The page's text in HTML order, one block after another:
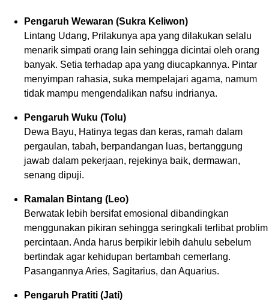
Pengaruh Wewaran (Sukra Keliwon)
Lintang Udang, Prilakunya apa yang dilakukan selalu
menarik simpati orang lain sehingga dicintai oleh orang
banyak. Setia terhadap apa yang diucapkannya. Pintar
menyimpan rahasia, suka mempelajari agama, namum
tidak mampu mengendalikan nafsu indrianya.
Pengaruh Wuku (Tolu)
Dewa Bayu, Hatinya tegas dan keras, ramah dalam
pergaulan, tabah, berpandangan luas, bertanggung
jawab dalam pekerjaan, rejekinya baik, dermawan,
senang dipuji.
Ramalan Bintang (Leo)
Berwatak lebih bersifat emosional dibandingkan
menggunakan pikiran sehingga seringkali terlibat problim
percintaan. Anda harus berpikir lebih dahulu sebelum
bertindak agar kehidupan bertambah cemerlang.
Pasangannya Aries, Sagitarius, dan Aquarius.
Pengaruh Pratiti (Jati)